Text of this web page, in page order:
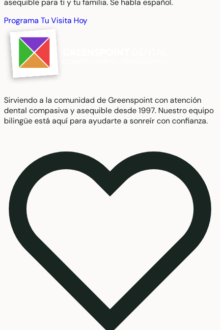
Programa Tu Visita Hoy
Sirviendo a la comunidad de Greenspoint con atención
dental compasiva y asequible desde 1997. Nuestro equipo
bilingüe está aquí para ayudarte a sonreír con confianza.